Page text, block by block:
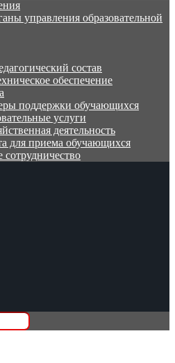
управления образовательной
состав
обеспечение
поддержки обучающихся
услуги
деятельность
для приема обучающихся